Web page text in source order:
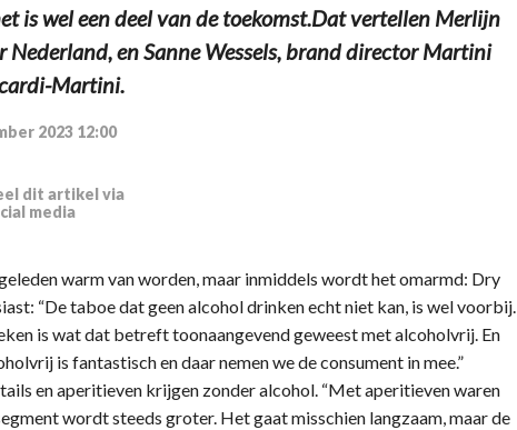
is wel een deel van de toekomst.Dat vertellen Merlijn
Nederland, en Sanne Wessels, brand director Martini
Martini.
2023 12:00
dit artikel via
media
warm van worden, maar inmiddels wordt het omarmd: Dry
“De taboe dat geen alcohol drinken echt niet kan, is wel voorbij.
is wat dat betreft toonaangevend geweest met alcoholvrij. En
is fantastisch en daar nemen we de consument in mee.”
en aperitieven krijgen zonder alcohol. “Met aperitieven waren
wordt steeds groter. Het gaat misschien langzaam, maar de